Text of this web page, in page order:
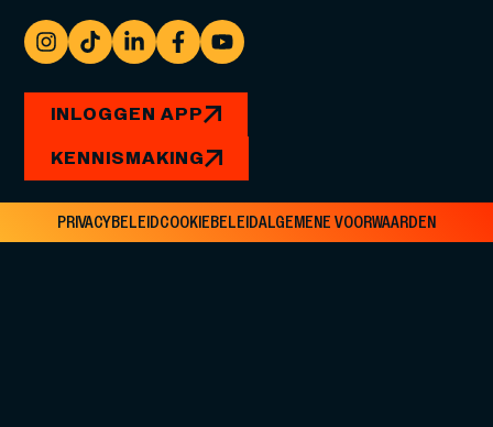
INLOGGEN APP
KENNISMAKING
PRIVACYBELEIDCOOKIEBELEIDALGEMENE VOORWAARDEN